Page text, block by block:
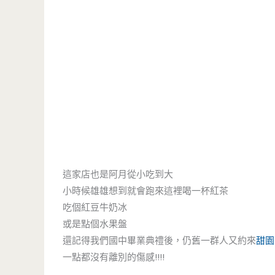
這家店也是阿月從小吃到大
小時候雄雄想到就會跑來這裡喝一杯紅茶
吃個紅豆牛奶冰
或是點個水果盤
還記得我們國中畢業典禮後，仍舊一群人又約來甜園
一點都沒有離別的傷感!!!!